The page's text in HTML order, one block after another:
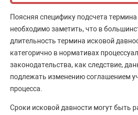
Поясняя специфику подсчета
необходимо заметить, что в
длительность термина исковой
категорично в нормативах
законодательства, как следствие,
подлежать изменению соглашением
процесса.
Сроки исковой давности могут быть